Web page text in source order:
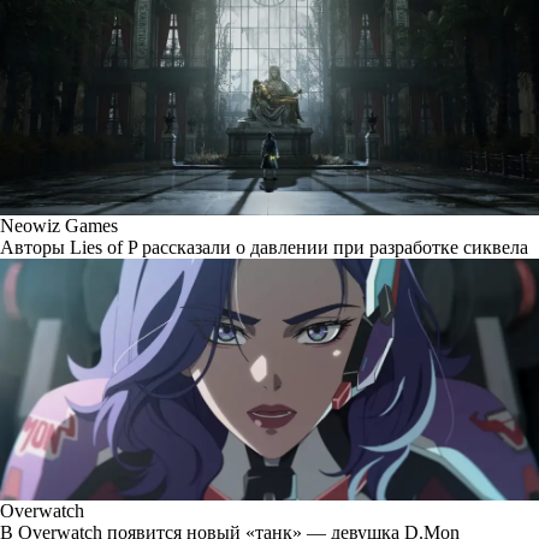
Neowiz Games
Авторы Lies of P рассказали о давлении при разработке сиквела
Overwatch
В Overwatch появится новый «танк» — девушка D.Mon